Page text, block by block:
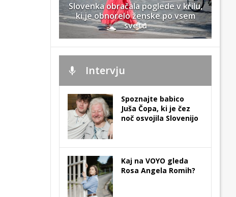
Slovenka obračala poglede v krilu,
ki je obnorelo ženske po vsem
svetu
Intervju
Spoznajte babico
Juša Čopa, ki je čez
noč osvojila Slovenijo
Kaj na VOYO gleda
Rosa Angela Romih?